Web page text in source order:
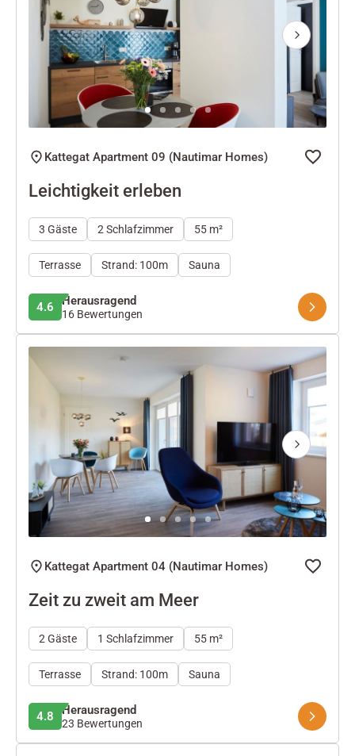
Next
Kattegat Apartment 09 (Nautimar Homes)
Leichtigkeit erleben
3 Gäste 2 Schlafzimmer 55 m²
Terrasse Strand: 100m Sauna
4.6 Herausragend
16 Bewertungen
Next
Kattegat Apartment 04 (Nautimar Homes)
Zeit zu zweit am Meer
2 Gäste 1 Schlafzimmer 55 m²
Terrasse Strand: 100m Sauna
4.8 Herausragend
23 Bewertungen